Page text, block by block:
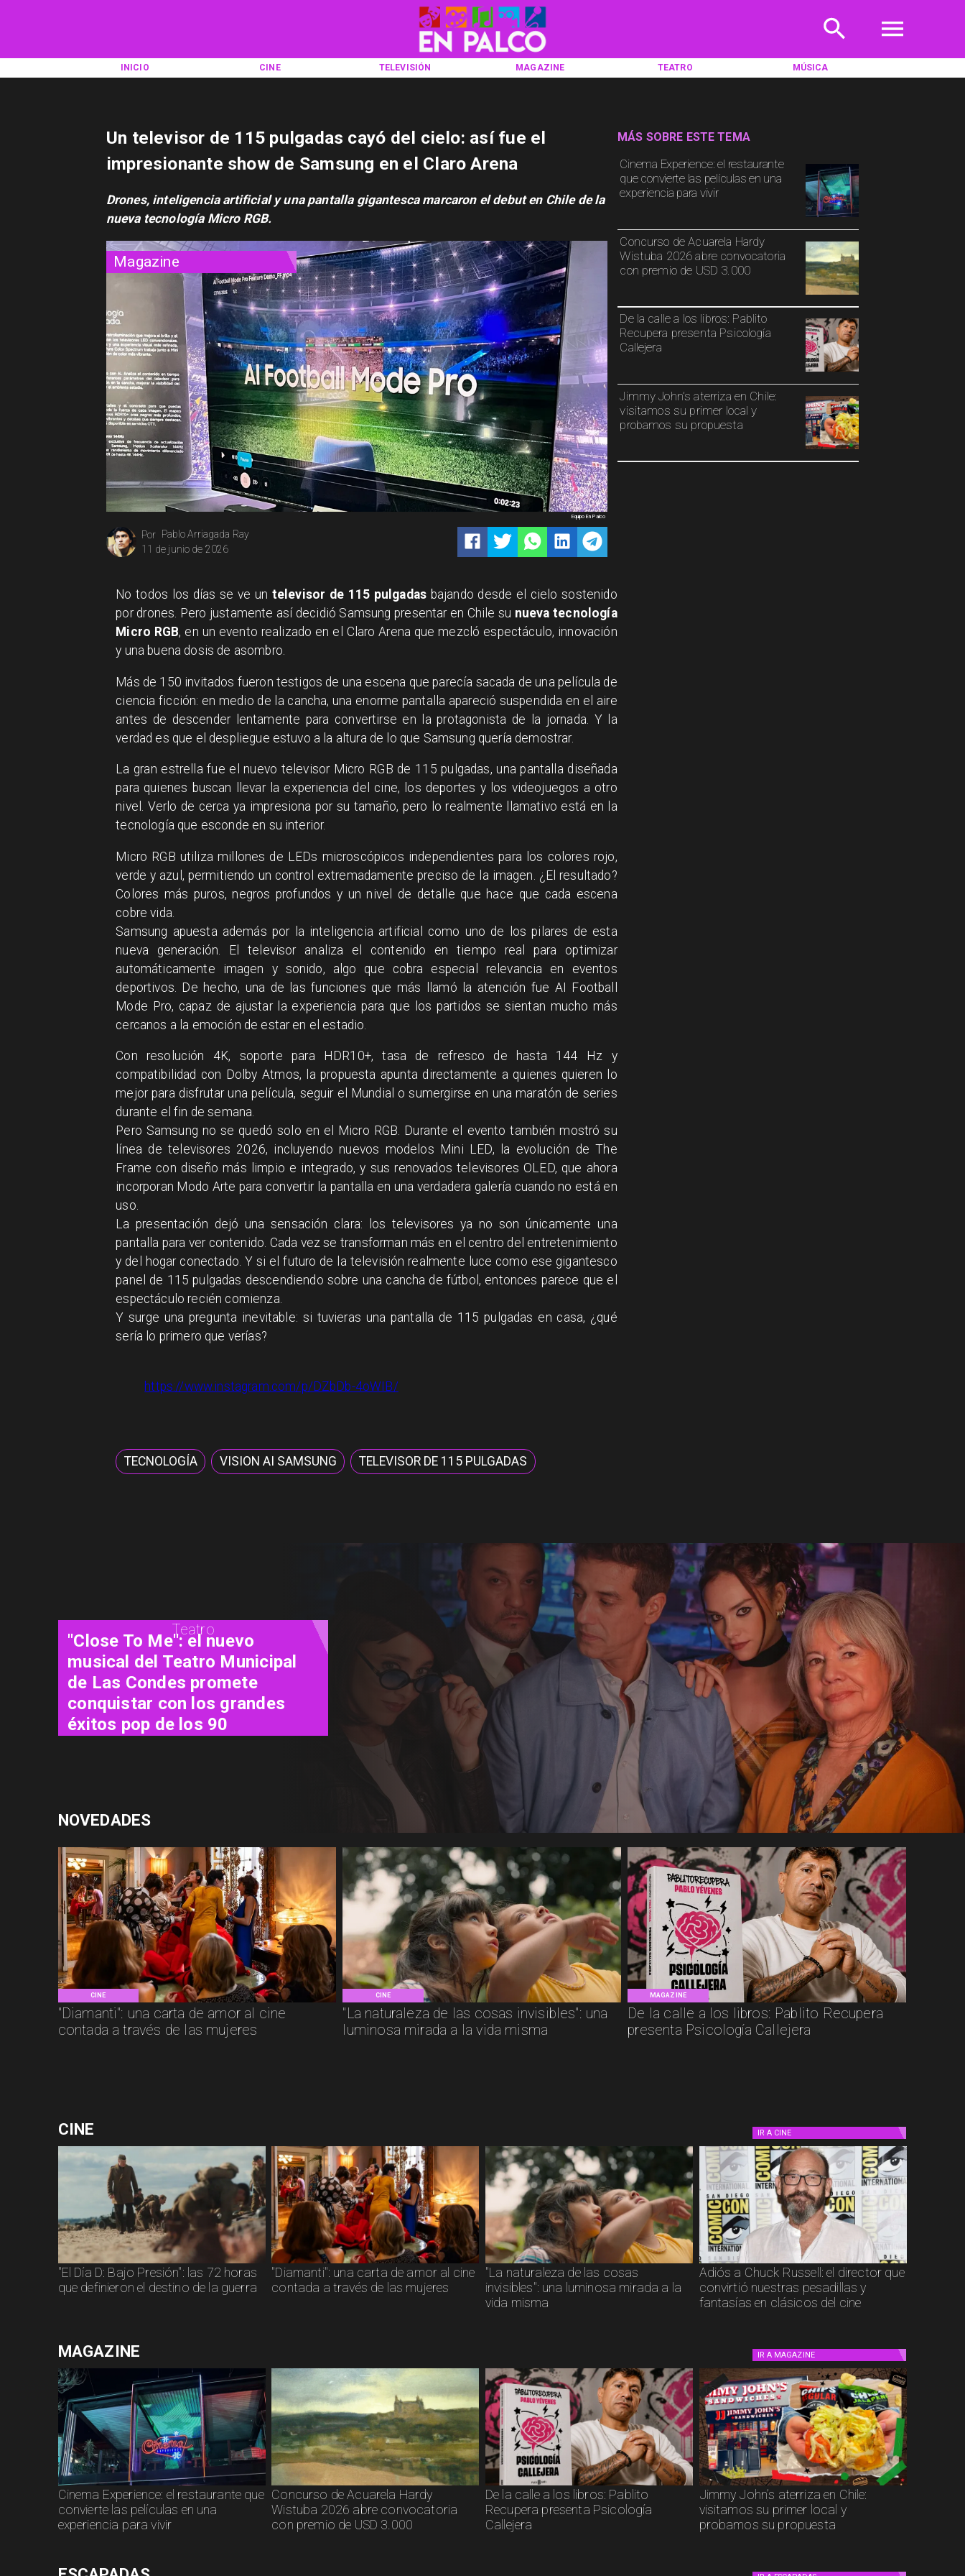
INICIO CINE TELEVISIÓN MAGAZINE TEATRO MÚSICA
Magazine
Pablo Arriagada Ray
Por
11 de junio de 2026
Equipo En Palco
Cinema Experience: el restaurante
que convierte las películas en una
experiencia para vivir
Concurso de Acuarela Hardy
Wistuba 2026 abre convocatoria
con premio de USD 3.000
De la calle a los libros: Pablito
Recupera presenta Psicología
Callejera
Jimmy John’s aterriza en Chile:
visitamos su primer local y
probamos su propuesta
MÁS SOBRE ESTE TEMA
Un televisor de 115 pulgadas cayó del cielo: así fue el
impresionante show de Samsung en el Claro Arena
Drones, inteligencia artificial y una pantalla gigantesca marcaron el debut en Chile de la
nueva tecnología Micro RGB.
​No todos los días se ve un televisor de 115 pulgadas bajando desde el cielo sostenido
por drones. Pero justamente así decidió Samsung presentar en Chile su nueva tecnología
Micro RGB, en un evento realizado en el Claro Arena que mezcló espectáculo, innovación
y una buena dosis de asombro.
Más de 150 invitados fueron testigos de una escena que parecía sacada de una película de
ciencia ficción: en medio de la cancha, una enorme pantalla apareció suspendida en el aire
antes de descender lentamente para convertirse en la protagonista de la jornada. Y la
verdad es que el despliegue estuvo a la altura de lo que Samsung quería demostrar.
La gran estrella fue el nuevo televisor Micro RGB de 115 pulgadas, una pantalla diseñada
para quienes buscan llevar la experiencia del cine, los deportes y los videojuegos a otro
nivel. Verlo de cerca ya impresiona por su tamaño, pero lo realmente llamativo está en la
tecnología que esconde en su interior.
Micro RGB utiliza millones de LEDs microscópicos independientes para los colores rojo,
verde y azul, permitiendo un control extremadamente preciso de la imagen. ¿El resultado?
Colores más puros, negros profundos y un nivel de detalle que hace que cada escena
cobre vida.
Samsung apuesta además por la inteligencia artificial como uno de los pilares de esta
nueva generación. El televisor analiza el contenido en tiempo real para optimizar
automáticamente imagen y sonido, algo que cobra especial relevancia en eventos
deportivos. De hecho, una de las funciones que más llamó la atención fue AI Football
Mode Pro, capaz de ajustar la experiencia para que los partidos se sientan mucho más
cercanos a la emoción de estar en el estadio.
Con resolución 4K, soporte para HDR10+, tasa de refresco de hasta 144 Hz y
compatibilidad con Dolby Atmos, la propuesta apunta directamente a quienes quieren lo
mejor para disfrutar una película, seguir el Mundial o sumergirse en una maratón de series
durante el fin de semana.
Pero Samsung no se quedó solo en el Micro RGB. Durante el evento también mostró su
línea de televisores 2026, incluyendo nuevos modelos Mini LED, la evolución de The
Frame con diseño más limpio e integrado, y sus renovados televisores OLED, que ahora
incorporan Modo Arte para convertir la pantalla en una verdadera galería cuando no está en
uso.
La presentación dejó una sensación clara: los televisores ya no son únicamente una
pantalla para ver contenido. Cada vez se transforman más en el centro del entretenimiento
y del hogar conectado. Y si el futuro de la televisión realmente luce como ese gigantesco
panel de 115 pulgadas descendiendo sobre una cancha de fútbol, entonces parece que el
espectáculo recién comienza.
Y surge una pregunta inevitable: si tuvieras una pantalla de 115 pulgadas en casa, ¿qué
sería lo primero que verías?
https://www.instagram.com/p/DZbDb-4oWIB/
TECNOLOGÍA VISION AI SAMSUNG TELEVISOR DE 115 PULGADAS
CINE
"Diamanti": una carta de amor al cine
contada a través de las mujeres
CINE
"La naturaleza de las cosas invisibles": una
luminosa mirada a la vida misma
MAGAZINE
De la calle a los libros: Pablito Recupera
presenta Psicología Callejera
Cine
"El Día D: Bajo Presión": las 72
horas que definieron el destino
de la guerra
NOVEDADES
CINE IR A CINE
"El Día D: Bajo Presión": las 72 horas
que definieron el destino de la guerra
"Diamanti": una carta de amor al cine
contada a través de las mujeres
"La naturaleza de las cosas
invisibles": una luminosa mirada a la
vida misma
Adiós a Chuck Russell: el director que
convirtió nuestras pesadillas y
fantasías en clásicos del cine
MAGAZINE IR A MAGAZINE
Cinema Experience: el restaurante que
convierte las películas en una
experiencia para vivir
Concurso de Acuarela Hardy
Wistuba 2026 abre convocatoria
con premio de USD 3.000
De la calle a los libros: Pablito
Recupera presenta Psicología
Callejera
Jimmy John’s aterriza en Chile:
visitamos su primer local y
probamos su propuesta